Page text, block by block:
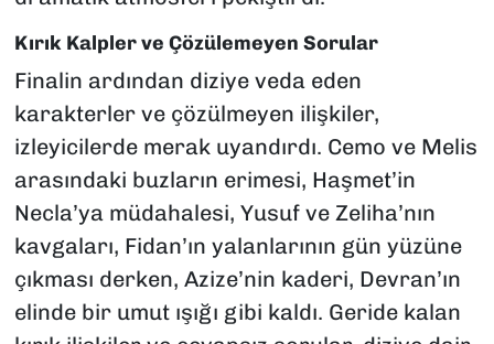
Kırık Kalpler ve Çözülemeyen Sorular
Finalin ardından diziye veda eden
karakterler ve çözülmeyen ilişkiler,
izleyicilerde merak uyandırdı. Cemo ve Melis
arasındaki buzların erimesi, Haşmet’in
Necla’ya müdahalesi, Yusuf ve Zeliha’nın
kavgaları, Fidan’ın yalanlarının gün yüzüne
çıkması derken, Azize’nin kaderi, Devran’ın
elinde bir umut ışığı gibi kaldı. Geride kalan